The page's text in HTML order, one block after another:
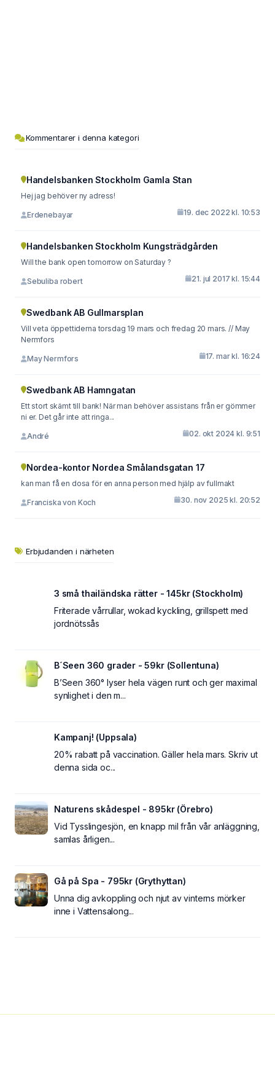
Kommentarer i denna kategori
Handelsbanken Stockholm Gamla Stan
Hej jag behöver ny adress!
Erdenebayar 19. dec 2022 kl. 10:53
Handelsbanken Stockholm Kungsträdgården
Will the bank open tomorrow on Saturday ?
Sebuliba robert 21. jul 2017 kl. 15:44
Swedbank AB Gullmarsplan
Vill veta öppettiderna torsdag 19 mars och fredag 20 mars. // May
Nermfors
May Nermfors 17. mar kl. 16:24
Swedbank AB Hamngatan
Ett stort skämt till bank! När man behöver assistans från er gömmer
ni er. Det går inte att ringa...
André 02. okt 2024 kl. 9:51
Nordea-kontor Nordea Smålandsgatan 17
kan man få en dosa för en anna person med hjälp av fullmakt
Franciska von Koch 30. nov 2025 kl. 20:52
Erbjudanden i närheten
3 små thailändska rätter - 145kr (Stockholm)
Friterade vårrullar, wokad kyckling, grillspett med
jordnötssås
B´Seen 360 grader - 59kr (Sollentuna)
B’Seen 360° lyser hela vägen runt och ger maximal
synlighet i den m...
Kampanj! (Uppsala)
20% rabatt på vaccination. Gäller hela mars. Skriv ut
denna sida oc...
Naturens skådespel - 895kr (Örebro)
Vid Tysslingesjön, en knapp mil från vår anläggning,
samlas årligen...
Gå på Spa - 795kr (Grythyttan)
Unna dig avkoppling och njut av vinterns mörker
inne i Vattensalong...